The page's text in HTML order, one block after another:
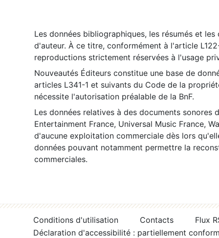
Les données bibliographiques, les résumés et
d'auteur. À ce titre, conformément à l'article
reproductions strictement réservées à l'usage
Nouveautés Éditeurs constitue une base de
articles L341-1 et suivants du Code de la
nécessite l'autorisation préalable de la BnF.
Les données relatives à des documents sonores
Entertainment France, Universal Music France,
d'aucune exploitation commerciale dès lors
données pouvant notamment permettre la
commerciales.
Conditions d'utilisation Contacts
Flux
Déclaration d'accessibilité : partiellement